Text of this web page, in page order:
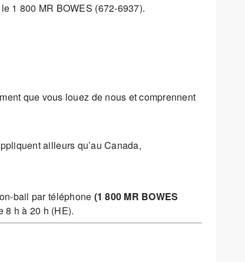
1 800 MR BOWES (672-6937).
que vous louez de nous et comprennent
ailleurs qu’au Canada,
bail par téléphone (1 800 MR BOWES
8 h à 20 h (HE).